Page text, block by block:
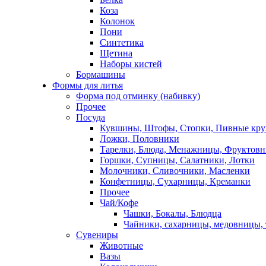
Коза
Колонок
Пони
Синтетика
Щетина
Наборы кистей
Бормашины
Формы для литья
Форма под отминку (набивку)
Прочее
Посуда
Кувшины, Штофы, Стопки, Пивные
Ложки, Половники
Тарелки, Блюда, Менажницы,
Горшки, Супницы, Салатники, Лотки
Молочники, Сливочники, Масленки
Конфетницы, Сухарницы, Креманки
Прочее
Чай/Кофе
Чашки, Бокалы, Блюдца
Чайники, сахарницы, медовницы,
Сувениры
Животные
Вазы